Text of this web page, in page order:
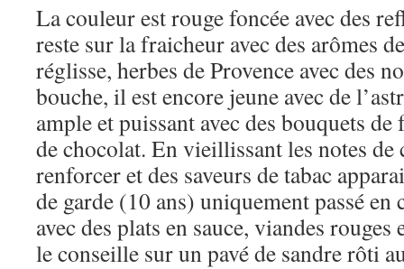
La couleur est rouge foncée avec des
reste sur la fraicheur avec des arômes
réglisse, herbes de Provence avec des
bouche, il est encore jeune avec de
ample et puissant avec des bouquets
de chocolat. En vieillissant les notes de
renforcer et des saveurs de tabac
de garde (10 ans) uniquement passé
avec des plats en sauce, viandes
le conseille sur un pavé de sandre rôti